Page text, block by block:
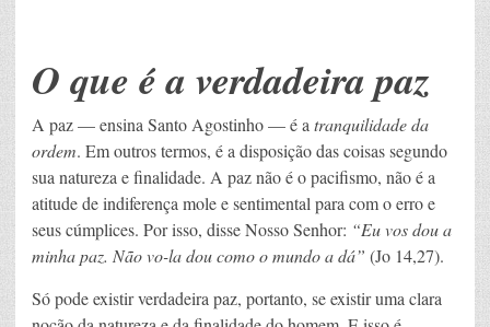
O que é a verdadeira paz
A paz — ensina Santo Agostinho — é a tranquilidade da
ordem. Em outros termos, é a disposição das coisas segundo
sua natureza e finalidade. A paz não é o pacifismo, não é a
atitude de indiferença mole e sentimental para com o erro e
seus cúmplices. Por isso, disse Nosso Senhor: “Eu vos dou a
minha paz. Não vo-la dou como o mundo a dá” (Jo 14,27).
Só pode existir verdadeira paz, portanto, se existir uma clara